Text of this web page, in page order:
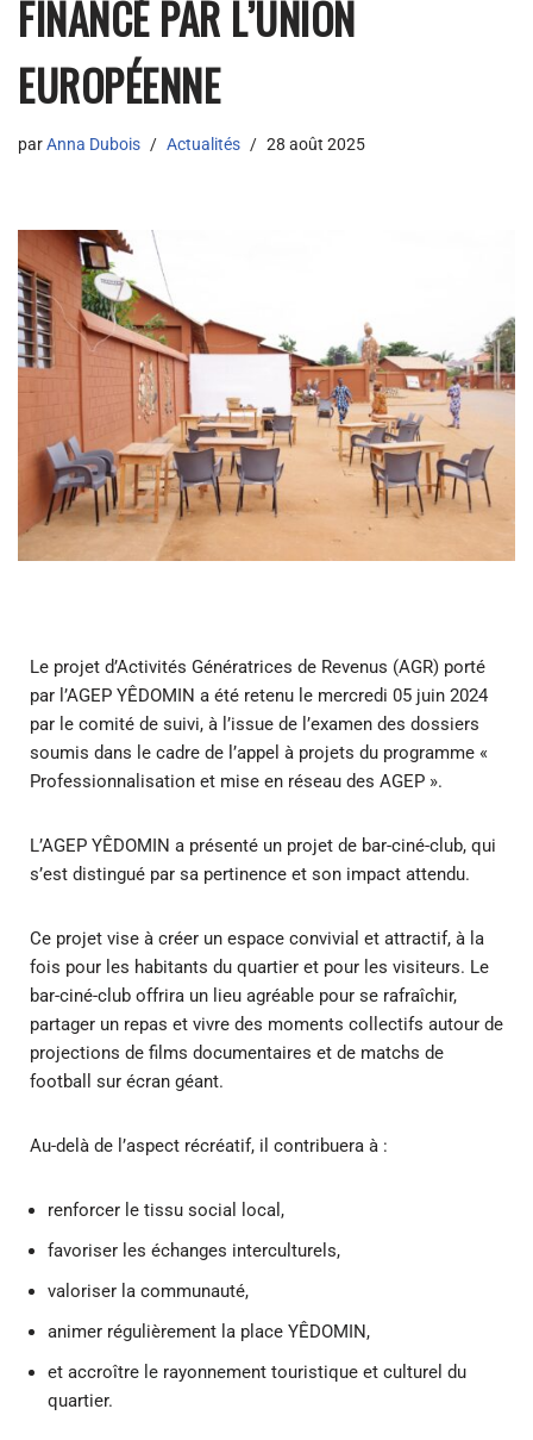
FINANCÉ PAR L’UNION
EUROPÉENNE
parAnna Dubois Actualités 28 août 2025
Le projet d’Activités Génératrices de Revenus (AGR) porté
par l’AGEP YÊDOMIN a été retenu le mercredi 05 juin 2024
par le comité de suivi, à l’issue de l’examen des dossiers
soumis dans le cadre de l’appel à projets du programme «
Professionnalisation et mise en réseau des AGEP ».
L’AGEP YÊDOMIN a présenté un projet de bar-ciné-club, qui
s’est distingué par sa pertinence et son impact attendu.
Ce projet vise à créer un espace convivial et attractif, à la
fois pour les habitants du quartier et pour les visiteurs. Le
bar-ciné-club offrira un lieu agréable pour se rafraîchir,
partager un repas et vivre des moments collectifs autour de
projections de films documentaires et de matchs de
football sur écran géant.
Au-delà de l’aspect récréatif, il contribuera à :
renforcer le tissu social local,
favoriser les échanges interculturels,
valoriser la communauté,
animer régulièrement la place YÊDOMIN,
et accroître le rayonnement touristique et culturel du
quartier.